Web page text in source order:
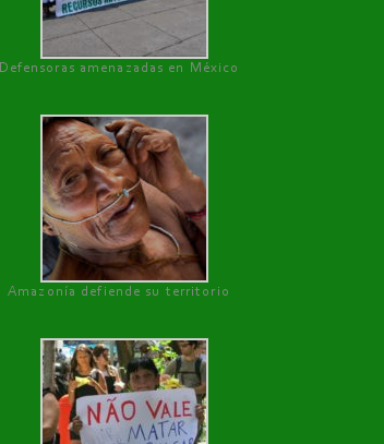
Defensoras amenazadas en México
Amazonía defiende su territorio